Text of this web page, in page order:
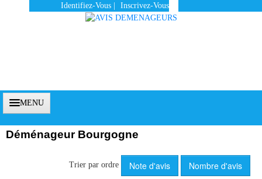
Identifiez-Vous Inscrivez-Vous
MENU
Déménageur Bourgogne
Trier par ordre Note d'avis Nombre d'avis